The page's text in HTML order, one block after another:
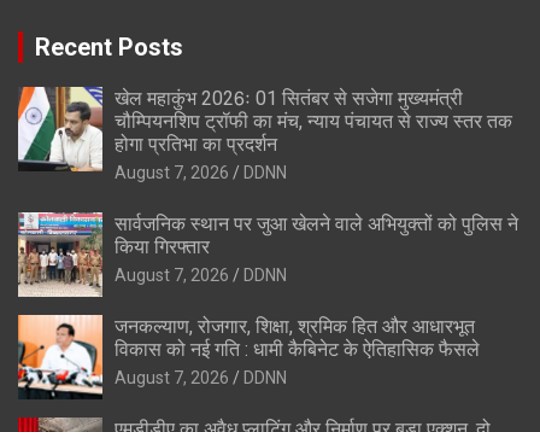
Recent Posts
खेल महाकुंभ 2026ः 01 सितंबर से सजेगा मुख्यमंत्री
चौम्पियनशिप ट्रॉफी का मंच, न्याय पंचायत से राज्य स्तर तक
होगा प्रतिभा का प्रदर्शन
August 7, 2026 DDNN
सार्वजनिक स्थान पर जुआ खेलने वाले अभियुक्तों को पुलिस ने
किया गिरफ्तार
August 7, 2026 DDNN
जनकल्याण, रोजगार, शिक्षा, श्रमिक हित और आधारभूत
विकास को नई गति : धामी कैबिनेट के ऐतिहासिक फैसले
August 7, 2026 DDNN